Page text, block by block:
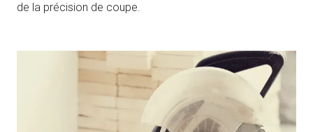
de la précision de coupe.